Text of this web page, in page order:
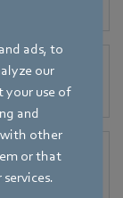
ads, to
our
your use of
and
with other
or that